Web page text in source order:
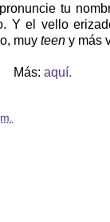
tu
Y el vello
muy teen y más
Más: aquí.